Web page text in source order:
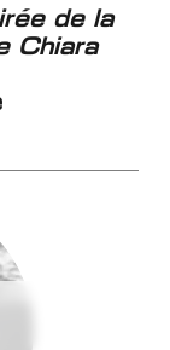
de la
Chiara